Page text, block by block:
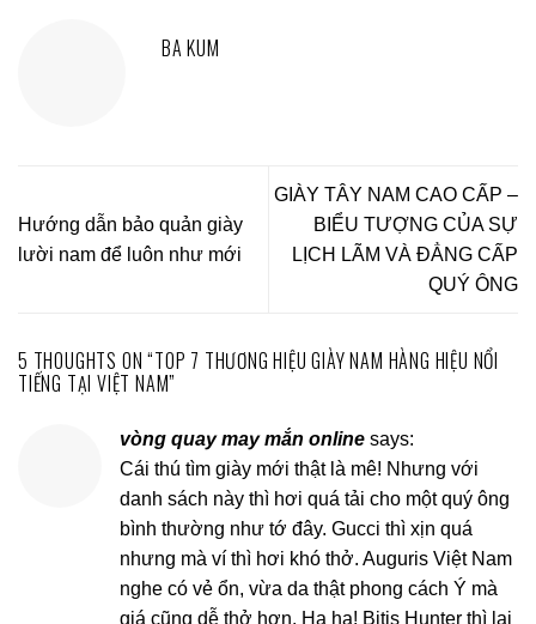
BA KUM
Hướng dẫn bảo quản giày
lười nam để luôn như mới
GIÀY TÂY NAM CAO CẤP –
BIỂU TƯỢNG CỦA SỰ
LỊCH LÃM VÀ ĐẲNG CẤP
QUÝ ÔNG
5 THOUGHTS ON “TOP 7 THƯƠNG HIỆU GIÀY NAM HÀNG HIỆU NỔI
TIẾNG TẠI VIỆT NAM”
vòng quay may mắn online says:
Cái thú tìm giày mới thật là mê! Nhưng với
danh sách này thì hơi quá tải cho một quý ông
bình thường như tớ đây. Gucci thì xịn quá
nhưng mà ví thì hơi khó thở. Auguris Việt Nam
nghe có vẻ ổn, vừa da thật phong cách Ý mà
giá cũng dễ thở hơn. Ha ha! Bitis Hunter thì lại